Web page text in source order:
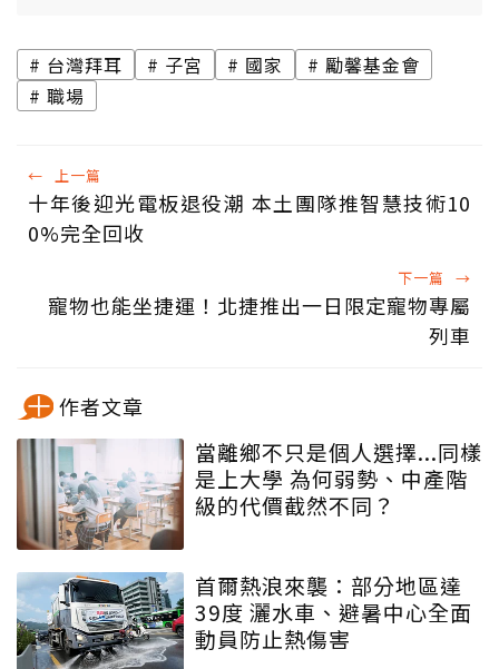
台灣拜耳 子宮 國家
勵馨基金會
職場
← 上一篇
十年後迎光電板退役潮 本土團隊推智慧技術10
0%完全回收
下一篇 →
寵物也能坐捷運！北捷推出一日限定寵物專屬
列車
作者文章
當離鄉不只是個人選擇...同樣
是上大學 為何弱勢、中產階
級的代價截然不同？
首爾熱浪來襲：部分地區達
39度 灑水車、避暑中心全面
動員防止熱傷害